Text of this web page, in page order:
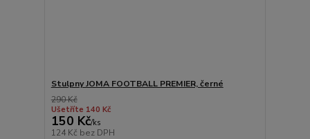
Stulpny JOMA FOOTBALL PREMIER, černé
290 Kč
Ušetříte 140 Kč
150 Kč/ks
124 Kč bez DPH